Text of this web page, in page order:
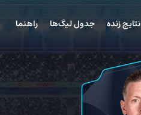
نتایج زنده جدول لیگ‌ها راهنما